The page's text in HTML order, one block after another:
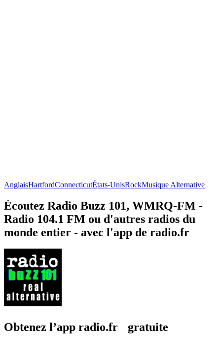
AnglaisHartfordConnecticutÉtats-UnisRockMusique Alternative
Écoutez Radio Buzz 101, WMRQ-FM -
Radio 104.1 FM ou d'autres radios du
monde entier - avec l'app de radio.fr
Obtenez l’app radio.fr gratuite